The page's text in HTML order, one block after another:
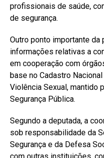
profissionais de saúde,
de segurança.
Outro ponto importante
informações relativas a
em cooperação com
base no Cadastro
Violência Sexual, mantido
Segurança Pública.
Segundo a deputada, a
sob responsabilidade da
Segurança e da Defesa